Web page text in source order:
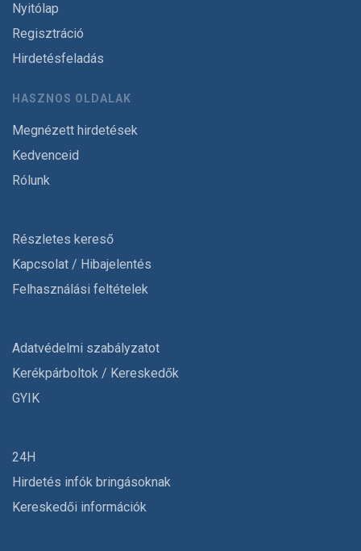
Nyitólap
Regisztráció
Hirdetésfeladás
HASZNOS OLDALAK
Megnézett hirdetések
Kedvenceid
Rólunk
Részletes kereső
Kapcsolat / Hibajelentés
Felhasználási feltételek
Adatvédelmi szabályzatot
Kerékpárboltok / Kereskedők
GYIK
24H
Hirdetés infók bringásoknak
Kereskedői információk